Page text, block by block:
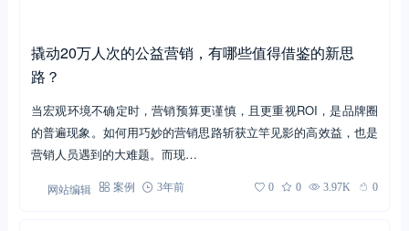
撬动20万人次的公益营销，有哪些值得借鉴的新思
路？
当宏观环境不确定时，营销预算更谨慎，且更重视ROI，是品牌圈
的普遍现象。如何用巧妙的营销思路斩获立竿见影的高效益，也是
营销人员遇到的大难题。而现…
网站编辑 案例 3年前 0 0 3.97K 0